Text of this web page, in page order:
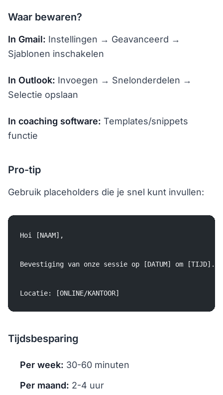
Waar bewaren?
In Gmail: Instellingen → Geavanceerd →
Sjablonen inschakelen
In Outlook: Invoegen → Snelonderdelen →
Selectie opslaan
In coaching software: Templates/snippets
functie
Pro-tip
Gebruik placeholders die je snel kunt invullen:
Hoi [NAAM],
Bevestiging van onze sessie op [DATUM] om [TIJD].
Locatie: [ONLINE/KANTOOR]
Tijdsbesparing
Per week: 30-60 minuten
Per maand: 2-4 uur